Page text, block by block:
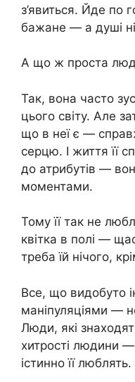
з’явиться. Йде по
бажане — а душі
А що ж проста
Так, вона часто
цього світу. Але
що в неї є —
серцю. І життя її
до атрибутів —
моментами.
Тому її так не
квітка в полі —
треба їй нічого,
Все, що видобуто
маніпуляціями —
Люди, які
хитрості людини
істинно її люблять.